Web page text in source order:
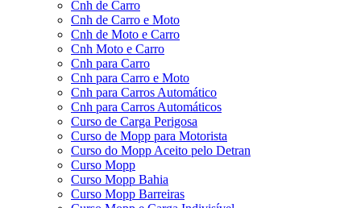
Cnh de Carro
Cnh de Carro e Moto
Cnh de Moto e Carro
Cnh Moto e Carro
Cnh para Carro
Cnh para Carro e Moto
Cnh para Carros Automático
Cnh para Carros Automáticos
Curso de Carga Perigosa
Curso de Mopp para Motorista
Curso do Mopp Aceito pelo Detran
Curso Mopp
Curso Mopp Bahia
Curso Mopp Barreiras